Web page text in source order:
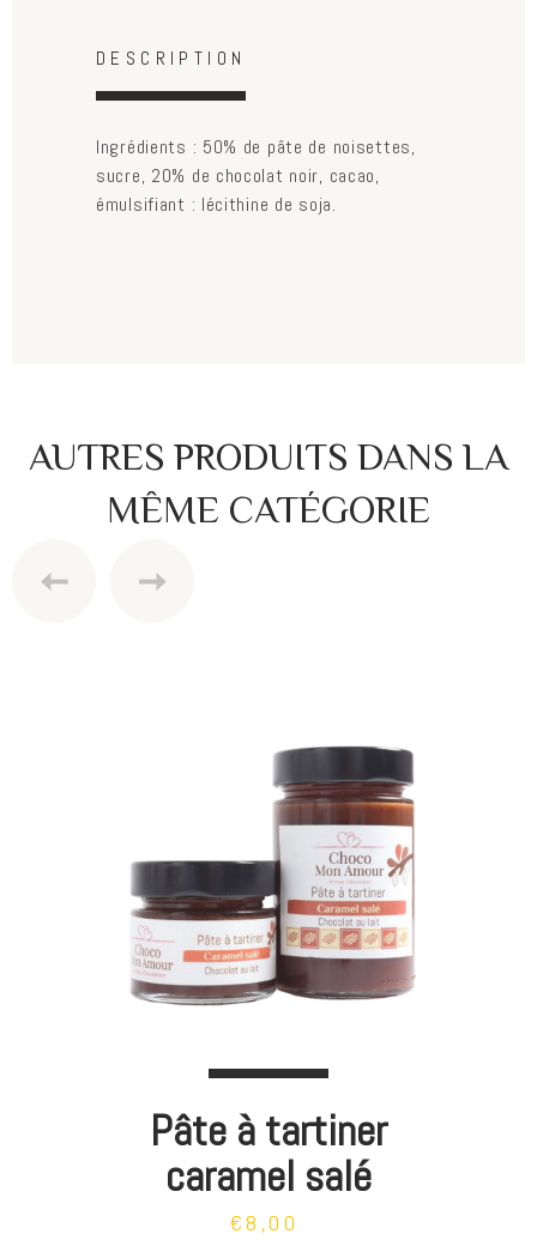
Horizontal Tabs
DESCRIPTION
Ingrédients : 50% de pâte de noisettes,
sucre, 20% de chocolat noir, cacao,
émulsifiant : lécithine de soja.
AUTRES PRODUITS DANS LA
MÊME CATÉGORIE
Pâte à tartiner
caramel salé
€8,00